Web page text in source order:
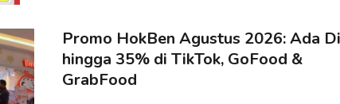
Promo HokBen Agustus 2026: Ada
hingga 35% di TikTok, GoFood &
GrabFood